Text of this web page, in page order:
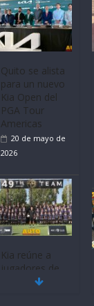
Quito se alista
para un nuevo
Kia Open del
PGA Tour
Americas
20 de mayo de
2026
Kia reúne a
jugadores de
fútbol de todo